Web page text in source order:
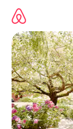
directement
contenu